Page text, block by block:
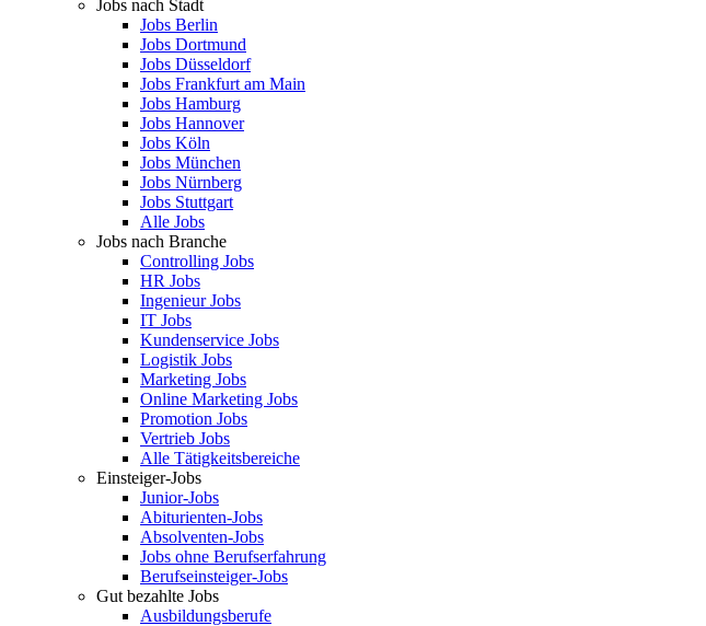
Jobs nach Stadt
Jobs Berlin
Jobs Dortmund
Jobs Düsseldorf
Jobs Frankfurt am Main
Jobs Hamburg
Jobs Hannover
Jobs Köln
Jobs München
Jobs Nürnberg
Jobs Stuttgart
Alle Jobs
Jobs nach Branche
Controlling Jobs
HR Jobs
Ingenieur Jobs
IT Jobs
Kundenservice Jobs
Logistik Jobs
Marketing Jobs
Online Marketing Jobs
Promotion Jobs
Vertrieb Jobs
Alle Tätigkeitsbereiche
Einsteiger-Jobs
Junior-Jobs
Abiturienten-Jobs
Absolventen-Jobs
Jobs ohne Berufserfahrung
Berufseinsteiger-Jobs
Gut bezahlte Jobs
Ausbildungsberufe